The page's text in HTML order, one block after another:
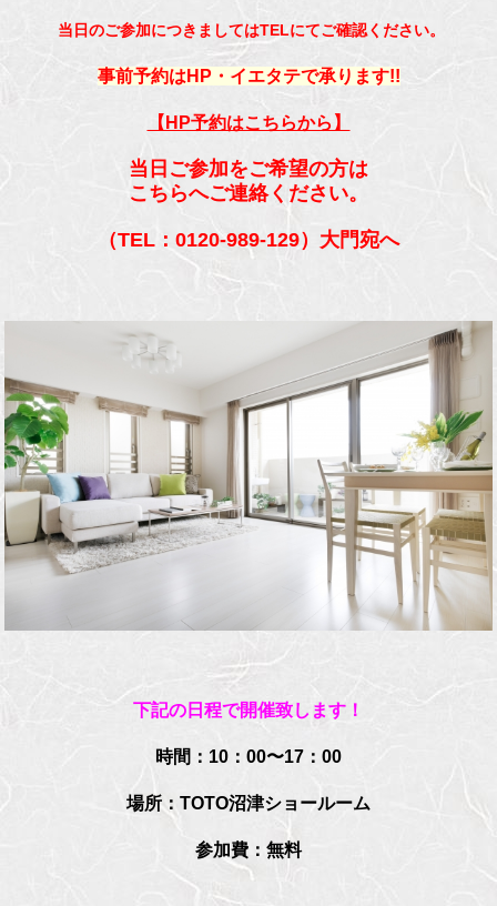
当日のご参加につきましてはTELにてご確認ください。
事前予約はHP・イエタテで承ります!!
【HP予約はこちらから】
当日ご参加をご希望の方は
こちらへご連絡ください。
（TEL：0120-989-129）大門宛へ
下記の日程で開催致します！
時間：10：00〜17：00
場所 ：TOTO沼津ショールーム
参加費：無料